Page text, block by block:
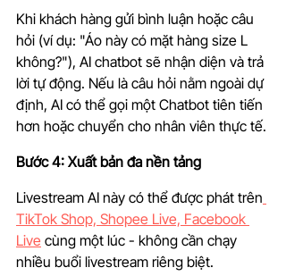
Khi khách hàng gửi bình luận hoặc câu
hỏi (ví dụ: "Áo này có mặt hàng size L
không?"), AI chatbot sẽ nhận diện và trả
lời tự động. Nếu là câu hỏi nằm ngoài dự
định, AI có thể gọi một Chatbot tiên tiến
hơn hoặc chuyển cho nhân viên thực tế.
Bước 4: Xuất bản đa nền tảng
Livestream AI này có thể được phát trên
TikTok Shop, Shopee Live, Facebook
Live cùng một lúc - không cần chạy
nhiều buổi livestream riêng biệt.